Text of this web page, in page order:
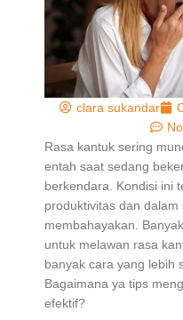
clara sukandar
Rasa kantuk sering
entah saat sedang
berkendara. Kondisi ini
produktivitas dan
membahayakan.
untuk melawan rasa
banyak cara yang lebih
Bagaimana ya tips
efektif?